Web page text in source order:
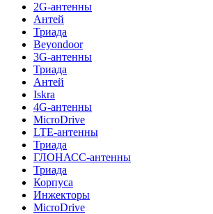
2G-антенны
Антей
Триада
Beyondoor
3G-антенны
Триада
Антей
Iskra
4G-антенны
MicroDrive
LTE-антенны
Триада
ГЛОНАСС-антенны
Триада
Корпуса
Инжекторы
MicroDrive